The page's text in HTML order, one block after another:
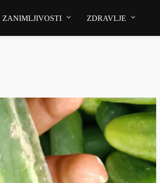
ZANIMLJIVOSTI ZDRAVLJE